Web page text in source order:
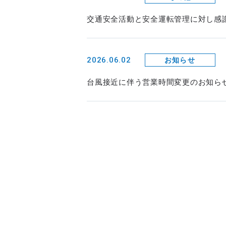
交通安全活動と安全運転管理に対し感
2026.06.02 お知らせ
台風接近に伴う営業時間変更のお知ら